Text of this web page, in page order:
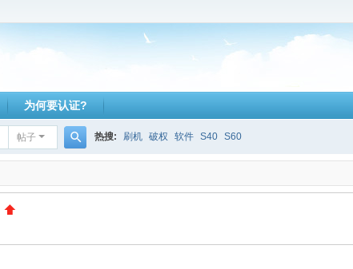
为何要认证?
帖子
搜
索
热搜: 刷机 破权 软件 S40 S60